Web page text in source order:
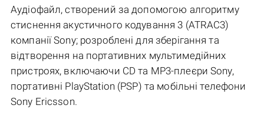
Аудіофайл, створений за допомогою алгоритму
стиснення акустичного кодування 3 (ATRAC3)
компанії Sony; розроблені для зберігання та
відтворення на портативних мультимедійних
пристроях, включаючи CD та MP3-плеєри Sony,
портативні PlayStation (PSP) та мобільні телефони
Sony Ericsson.